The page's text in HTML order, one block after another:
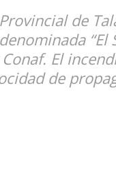
de
“El
El
de